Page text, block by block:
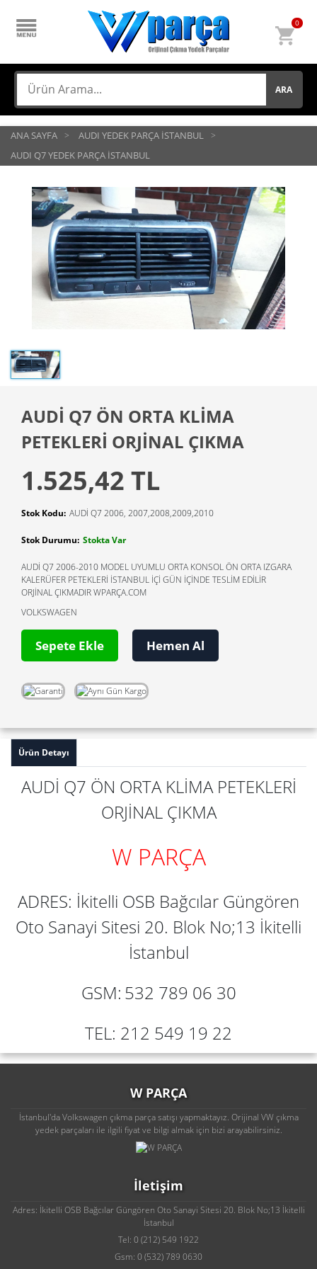
0
ARA
ANA SAYFA
AUDI YEDEK PARÇA İSTANBUL
AUDI Q7 YEDEK PARÇA İSTANBUL
AUDİ Q7 ÖN ORTA KLİMA
PETEKLERİ ORJİNAL ÇIKMA
1.525,42 TL
Stok Kodu: AUDİ Q7 2006, 2007,2008,2009,2010
Stok Durumu: Stokta Var
AUDİ Q7 2006-2010 MODEL UYUMLU ORTA KONSOL ÖN ORTA IZGARA
KALERÜFER PETEKLERİ İSTANBUL İÇİ GÜN İÇİNDE TESLİM EDİLİR
ORJİNAL ÇIKMADIR WPARÇA.COM
VOLKSWAGEN
Sepete Ekle Hemen Al
Ürün Detayı
AUDİ Q7 ÖN ORTA KLİMA PETEKLERİ
ORJİNAL ÇIKMA
W PARÇA
ADRES: İkitelli OSB Bağcılar Güngören
Oto Sanayi Sitesi 20. Blok No;13 İkitelli
İstanbul
GSM: 532 789 06 30
TEL: 212 549 19 22
W PARÇA
İstanbul'da Volkswagen çıkma parça satışı yapmaktayız. Orijinal VW çıkma
yedek parçaları ile ilgili fiyat ve bilgi almak için bizi arayabilirsiniz.
İletişim
Adres: İkitelli OSB Bağcılar Güngören Oto Sanayi Sitesi 20. Blok No;13 İkitelli
İstanbul
Tel: 0 (212) 549 1922
Gsm: 0 (532) 789 0630